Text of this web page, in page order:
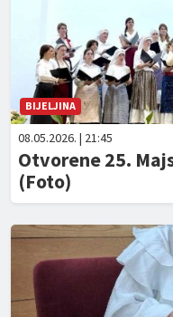
BIJELJINA
08.05.2026. | 21:45
Otvorene 25.
(Foto)